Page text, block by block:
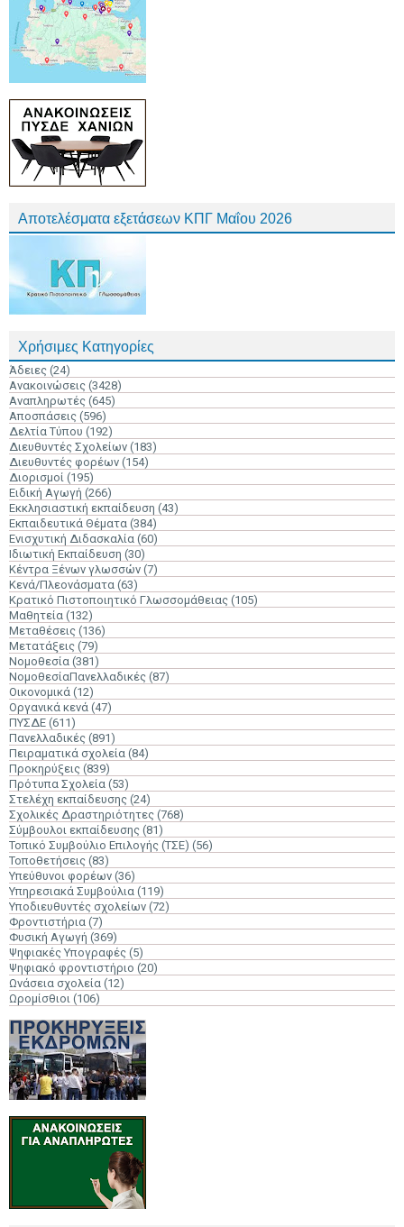
Αποτελέσματα εξετάσεων ΚΠΓ Μαΐου 2026
Χρήσιμες Κατηγορίες
Άδειες (24)
Ανακοινώσεις (3428)
Αναπληρωτές (645)
Αποσπάσεις (596)
Δελτία Τύπου (192)
Διευθυντές Σχολείων (183)
Διευθυντές φορέων (154)
Διορισμοί (195)
Ειδική Αγωγή (266)
Εκκλησιαστική εκπαίδευση (43)
Εκπαιδευτικά Θέματα (384)
Ενισχυτική Διδασκαλία (60)
Ιδιωτική Εκπαίδευση (30)
Κέντρα Ξένων γλωσσών (7)
Κενά/Πλεονάσματα (63)
Κρατικό Πιστοποιητικό Γλωσσομάθειας (105)
Μαθητεία (132)
Μεταθέσεις (136)
Μετατάξεις (79)
Νομοθεσία (381)
ΝομοθεσίαΠανελλαδικές (87)
Οικονομικά (12)
Οργανικά κενά (47)
ΠΥΣΔΕ (611)
Πανελλαδικές (891)
Πειραματικά σχολεία (84)
Προκηρύξεις (839)
Πρότυπα Σχολεία (53)
Στελέχη εκπαίδευσης (24)
Σχολικές Δραστηριότητες (768)
Σύμβουλοι εκπαίδευσης (81)
Τοπικό Συμβούλιο Επιλογής (ΤΣΕ) (56)
Τοποθετήσεις (83)
Υπεύθυνοι φορέων (36)
Υπηρεσιακά Συμβούλια (119)
Υποδιευθυντές σχολείων (72)
Φροντιστήρια (7)
Φυσική Αγωγή (369)
Ψηφιακές Υπογραφές (5)
Ψηφιακό φροντιστήριο (20)
Ωνάσεια σχολεία (12)
Ωρομίσθιοι (106)